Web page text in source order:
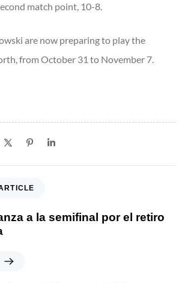
match point, 10-8.
are now preparing to play the
from October 31 to November 7.
a la semifinal por el retiro